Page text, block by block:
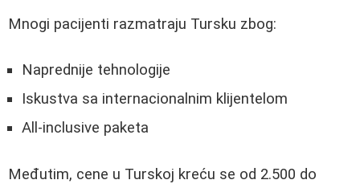
Mnogi pacijenti razmatraju Tursku zbog:
Naprednije tehnologije
Iskustva sa internacionalnim klijentelom
All-inclusive paketa
Međutim, cene u Turskoj kreću se od 2.500 do